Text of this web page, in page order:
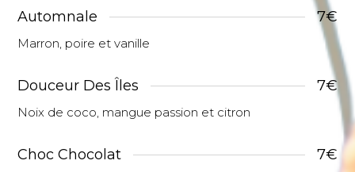
Automnale 7€
Marron, poire et vanille
Douceur Des Îles 7€
Noix de coco, mangue passion et citron
Choc Chocolat 7€